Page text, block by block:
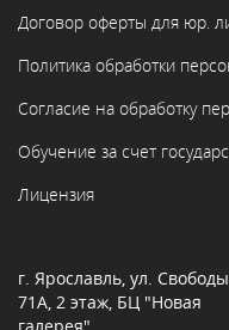
Договор оферты для юр.
Политика обработки
Согласие на обработку
Обучение за счет
Лицензия
г. Ярославль, ул.
71А, 2 этаж, БЦ "Новая